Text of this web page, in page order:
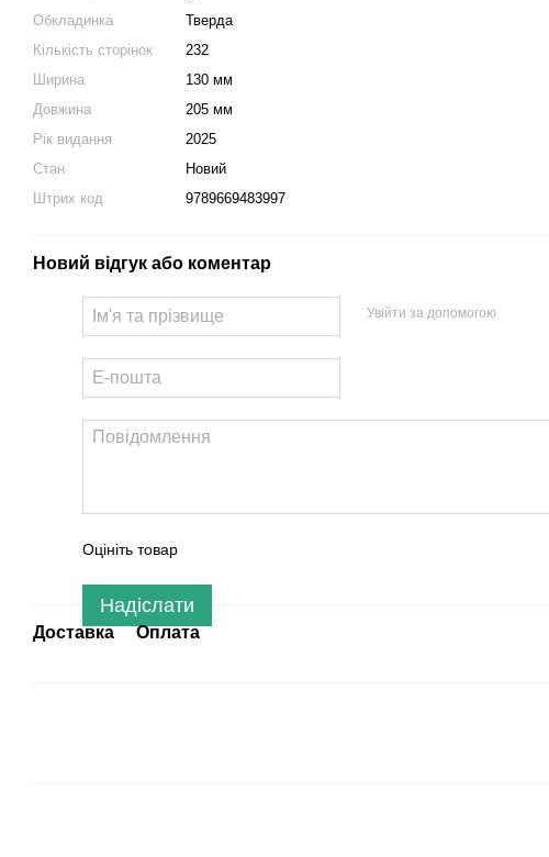
Обкладинка
Тверда
Кількість сторінок
232
Ширина
130 мм
Довжина
205 мм
Рік видання
2025
Стан
Новий
Штрих код
9789669483997
Новий відгук або коментар
Увійти за допомогою
Оцініть товар
Надіслати
Доставка Оплата